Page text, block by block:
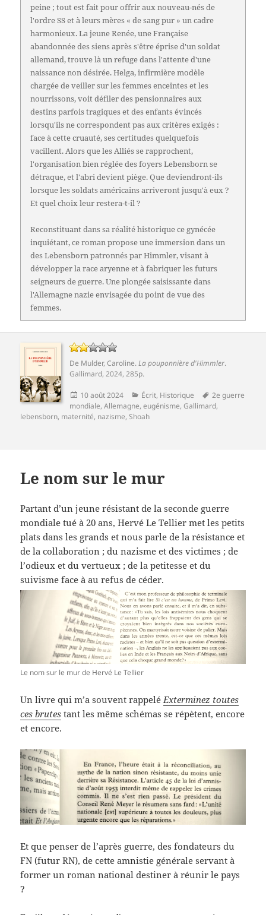
peine ; tout est fait pour offrir aux nouveau-nés de
l'ordre SS et à leurs mères « de sang pur » un cadre
harmonieux. La jeune Renée, une Française
abandonnée des siens après s'être éprise d'un soldat
allemand, trouve là un refuge dans l'attente d'une
naissance non désirée. Helga, infirmière modèle
chargée de veiller sur les femmes enceintes et les
nourrissons, voit défiler des pensionnaires aux
destins parfois tragiques et des enfants évincés
lorsqu'ils ne correspondent pas aux critères exigés :
face à cette cruauté, ses certitudes quelquefois
vacillent. Alors que les Alliés se rapprochent,
l'organisation bien réglée des foyers Lebensborn se
détraque, et l'abri devient piège. Que deviendront-ils
lorsque les soldats américains arriveront jusqu'à eux ?
Et quel choix leur restera-t-il ?
Reconstituant dans sa réalité historique ce gynécée
inquiétant, ce roman propose une immersion dans un
des Lebensborn patronnés par Himmler, visant à
développer la race aryenne et à fabriquer les futurs
seigneurs de guerre. Une plongée saisissante dans
l'Allemagne nazie envisagée du point de vue des
femmes.
De Mulder, Caroline.La pouponnière d'Himmler.
Gallimard, 2024, 285p.
Publié
le
10 août 2024 Catégories
Écrit, Historique
Mots-
clés
2e guerre
mondiale, Allemagne, eugénisme, Gallimard,
lebensborn, maternité, nazisme,Shoah
Le nom sur le mur
Partant d’un jeune résistant de la seconde guerre
mondiale tué à 20 ans, Hervé Le Tellier met les petits
plats dans les grands et nous parle de la résistance et
de la collaboration ; du nazisme et des victimes ; de
l’odieux et du vertueux ; de la petitesse et du
suivisme face à au refus de céder.
Le nom sur le mur de Hervé Le Tellier
Un livre qui m’a souvent rappeléExterminez toutes
ces brutes tant les même schémas se répètent, encore
et encore.
Et que penser de l’après guerre, des fondateurs du
FN (futur RN), de cette amnistie générale servant à
former un roman national destiner à réunir le pays
?